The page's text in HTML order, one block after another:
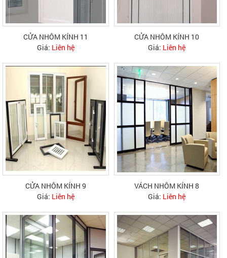
CỬA NHÔM KÍNH 11
Giá: Liên hệ
CỬA NHÔM KÍNH 10
Giá: Liên hệ
CỬA NHÔM KÍNH 9
Giá: Liên hệ
VÁCH NHÔM KÍNH 8
Giá: Liên hệ